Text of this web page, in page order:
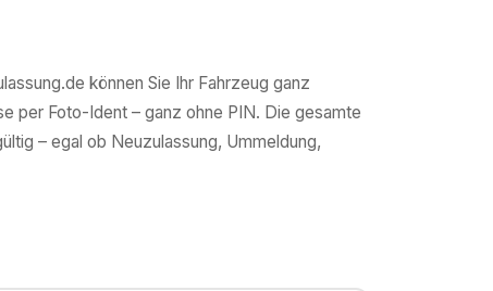
können Sie Ihr Fahrzeug ganz
per Foto-Ident – ganz ohne PIN. Die gesamte
– egal ob Neuzulassung, Ummeldung,